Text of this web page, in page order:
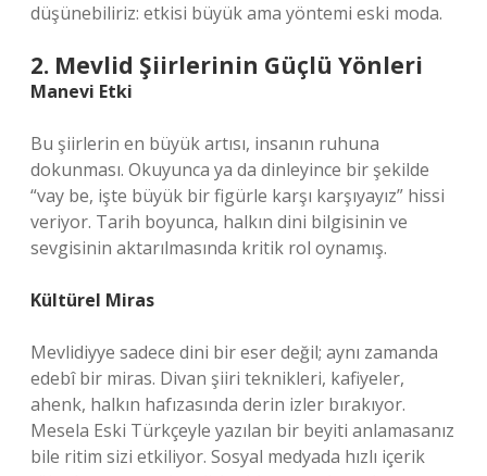
düşünebiliriz: etkisi büyük ama yöntemi eski moda.
2. Mevlid Şiirlerinin Güçlü Yönleri
Manevi Etki
Bu şiirlerin en büyük artısı, insanın ruhuna
dokunması. Okuyunca ya da dinleyince bir şekilde
“vay be, işte büyük bir figürle karşı karşıyayız” hissi
veriyor. Tarih boyunca, halkın dini bilgisinin ve
sevgisinin aktarılmasında kritik rol oynamış.
Kültürel Miras
Mevlidiyye sadece dini bir eser değil; aynı zamanda
edebî bir miras. Divan şiiri teknikleri, kafiyeler,
ahenk, halkın hafızasında derin izler bırakıyor.
Mesela Eski Türkçeyle yazılan bir beyiti anlamasanız
bile ritim sizi etkiliyor. Sosyal medyada hızlı içerik